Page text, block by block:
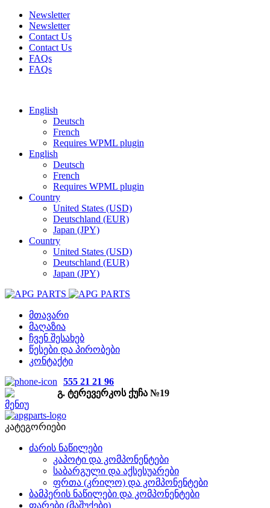
Newsletter
Newsletter
Contact Us
Contact Us
FAQs
FAQs
English
Deutsch
French
Requires WPML plugin
English
Deutsch
French
Requires WPML plugin
Country
United States (USD)
Deutschland (EUR)
Japan (JPY)
Country
United States (USD)
Deutschland (EUR)
Japan (JPY)
მთავარი
მაღაზია
ჩვენ შესახებ
წესები და პირობები
კონტაქტი
555 21 21 96
გ. ტერევერკოს ქუჩა №19
მენიუ
კატეგორიები
ძარის ნაწილები
კაპოტი და კომპონენტები
საბარგული და აქსესუარები
ფრთა (კრილო) და კომპონენტები
ბამპერის ნაწილები და კომპონენტები
ფარები (მაშუქები)